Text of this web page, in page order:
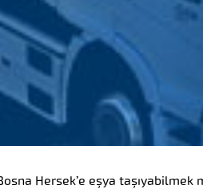
Hersek’e eşya taşıyabilmek